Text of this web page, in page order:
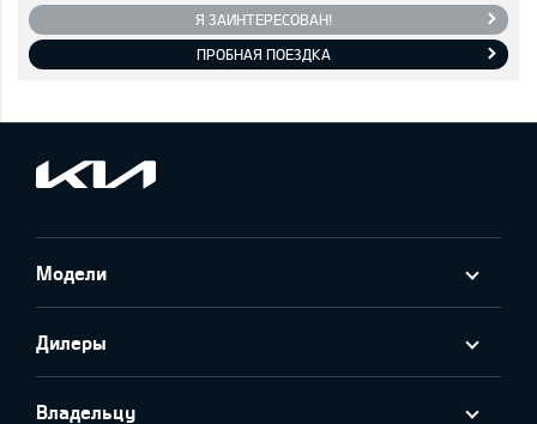
Я ЗАИНТЕРЕСОВАН!
ПРОБНАЯ ПОЕЗДКА
Модели
Дилеры
Владельцу